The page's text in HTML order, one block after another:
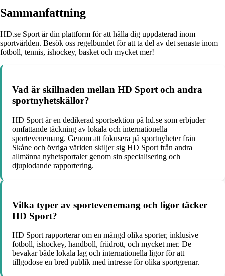
Sammanfattning
HD.se Sport är din plattform för att hålla dig uppdaterad inom
sportvärlden. Besök oss regelbundet för att ta del av det senaste inom
fotboll, tennis, ishockey, basket och mycket mer!
Vad är skillnaden mellan HD Sport och andra
sportnyhetskällor?
HD Sport är en dedikerad sportsektion på hd.se som erbjuder
omfattande täckning av lokala och internationella
sportevenemang. Genom att fokusera på sportnyheter från
Skåne och övriga världen skiljer sig HD Sport från andra
allmänna nyhetsportaler genom sin specialisering och
djuplodande rapportering.
Vilka typer av sportevenemang och ligor täcker
HD Sport?
HD Sport rapporterar om en mängd olika sporter, inklusive
fotboll, ishockey, handboll, friidrott, och mycket mer. De
bevakar både lokala lag och internationella ligor för att
tillgodose en bred publik med intresse för olika sportgrenar.